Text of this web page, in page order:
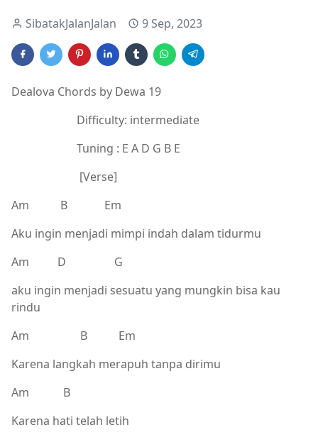
SibatakJalanJalan 9 Sep, 2023
Dealova Chords by Dewa 19
Difficulty: intermediate
Tuning : E A D G B E
[Verse]
Am B Em
Aku ingin menjadi mimpi indah dalam tidurmu
Am D G
aku ingin menjadi sesuatu yang mungkin bisa kau
rindu
Am B Em
Karena langkah merapuh tanpa dirimu
Am B
Karena hati telah letih